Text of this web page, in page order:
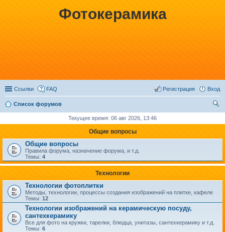
Фотокерамика
Ссылки FAQ Вход
Регистрация
Список форумов
Текущее время: 06 авг 2026, 13:46
Общие вопросы
Общие вопросы
Правила форума, назначение форума, и т.д.
Темы: 4
Технологии
Технологии фотоплитки
Методы, технологии, процессы создания изображений на плитке, кафеле
Темы: 12
Технологии изображений на керамическую посуду,
сантехкерамику
Все для фото на кружки, тарелки, блюдца, унитазы, сантехкерамику и т.д.
Темы: 6